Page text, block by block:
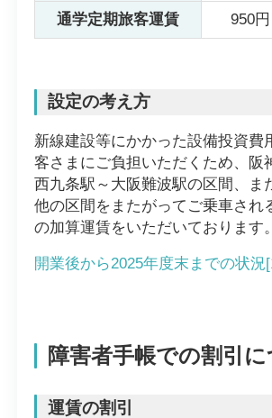
通学定期旅客運賃 950円
設定の考え方
新線建設等にかかった設備投資費
客さまにご負担いただくため、阪
西九条駅～大阪難波駅の区間、ま
他の区間をまたがってご乗車され
の加算運賃をいただいております。
開業後から2025年度末までの状況
障害者手帳での割引に
運賃の割引